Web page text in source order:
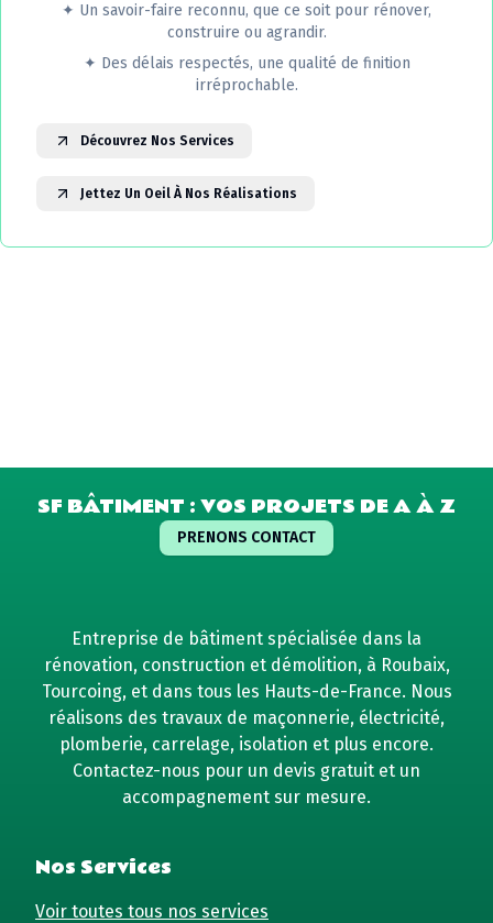
✦ Un savoir-faire reconnu, que ce soit pour rénover,
construire ou agrandir.
✦ Des délais respectés, une qualité de finition
irréprochable.
Découvrez Nos Services
Jettez Un Oeil À Nos Réalisations
SF BÂTIMENT : VOS PROJETS DE A À Z
PRENONS CONTACT
Entreprise de bâtiment spécialisée dans la
rénovation, construction et démolition, à Roubaix,
Tourcoing, et dans tous les Hauts-de-France. Nous
réalisons des travaux de maçonnerie, électricité,
plomberie, carrelage, isolation et plus encore.
Contactez-nous pour un devis gratuit et un
accompagnement sur mesure.
Nos Services
Voir toutes tous nos services